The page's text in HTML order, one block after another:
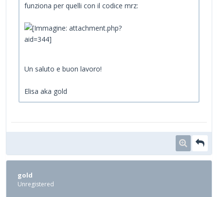
funziona per quelli con il codice mrz:
Un saluto e buon lavoro!
Elisa aka gold
gold
Unregistered